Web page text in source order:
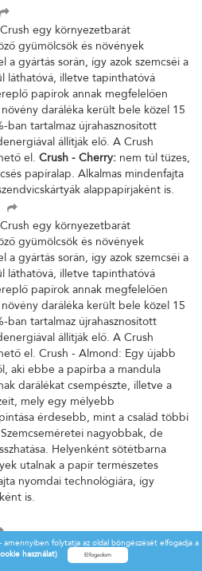
egy környezetbarát
gyümölcsök és növények
a gyártás során, így azok szemcséi a
láthatóvá, illetve tapinthatóvá
papírok annak megfelelően
daráléka került bele közel 15
tartalmaz újrahasznosított
állítják elő. A Crush
el. Crush - Cherry: nem túl tüzes,
papíralap. Alkalmas mindenfajta
alappapírjaként is.
egy környezetbarát
gyümölcsök és növények
a gyártás során, így azok szemcséi a
láthatóvá, illetve tapinthatóvá
papírok annak megfelelően
daráléka került bele közel 15
tartalmaz újrahasznosított
állítják elő. A Crush
el. Crush - Almond: Egy újabb
aki ebbe a papírba a mandula
darálékat csempészte, illetve a
mely egy mélyebb
érdesebb, mint a család többi
nagyobbak, de
Helyenként sötétbarna
utalnak a papír természetes
nyomdai technológiára, így
is.
egy környezetbarát
gyümölcsök és növények
folytatja az oldal böngészését elfogadja a
használat)